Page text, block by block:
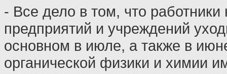
- Все дело в том, что работники
предприятий и учреждений
основном в июле, а также в
органической физики и химии